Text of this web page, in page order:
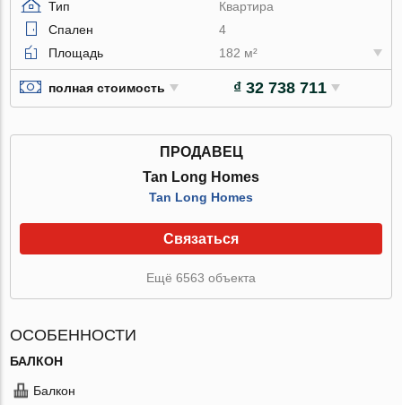
Тип
Квартира
Спален
4
Площадь
182 м²
полная стоимость ₫ 32 738 711
ПРОДАВЕЦ
Tan Long Homes
Tan Long Homes
Связаться
Ещё 6563 объекта
ОСОБЕННОСТИ
БАЛКОН
Балкон